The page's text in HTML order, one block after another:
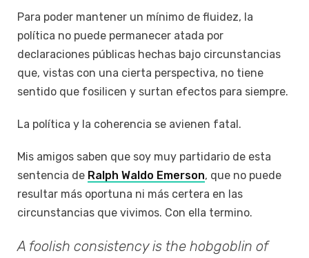
Para poder mantener un mínimo de fluidez, la
política no puede permanecer atada por
declaraciones públicas hechas bajo circunstancias
que, vistas con una cierta perspectiva, no tiene
sentido que fosilicen y surtan efectos para siempre.
La política y la coherencia se avienen fatal.
Mis amigos saben que soy muy partidario de esta
sentencia de Ralph Waldo Emerson, que no puede
resultar más oportuna ni más certera en las
circunstancias que vivimos. Con ella termino.
A foolish consistency is the hobgoblin of